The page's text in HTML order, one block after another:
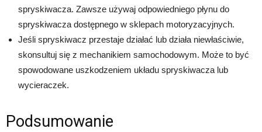
spryskiwacza. Zawsze używaj odpowiedniego płynu do
spryskiwacza dostępnego w sklepach motoryzacyjnych.
Jeśli spryskiwacz przestaje działać lub działa niewłaściwie,
skonsultuj się z mechanikiem samochodowym. Może to być
spowodowane uszkodzeniem układu spryskiwacza lub
wycieraczek.
Podsumowanie